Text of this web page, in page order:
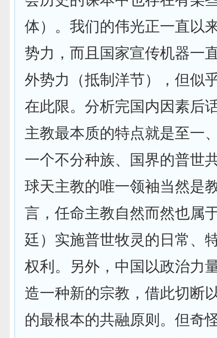
体）。我们的伟光正一直以
势力，而且国家宣传机器一
外势力（抵制洋节），但似
在此限。分析完国内因素后
主教最本质的特点就是至一
一个不分种族、国界的普世
球天主教的唯一领袖当然是
言，任命主教自然而然也属
廷）实施普世牧灵的日常、
权利。另外，中国以政治力
造一种新的宗教，借此切断
的最根本的共融原则。但奇